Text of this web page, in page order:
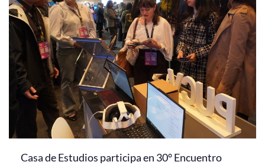
Casa de Estudios participa en 30° Encuentro